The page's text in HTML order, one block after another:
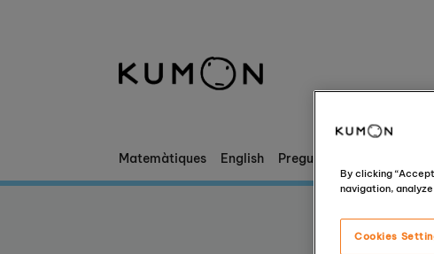
Matemàtiques English Preguntes freqüents
Et donem la benvinguda a Kumon
La història de Kumon
By clicking
navigation,
Cookies